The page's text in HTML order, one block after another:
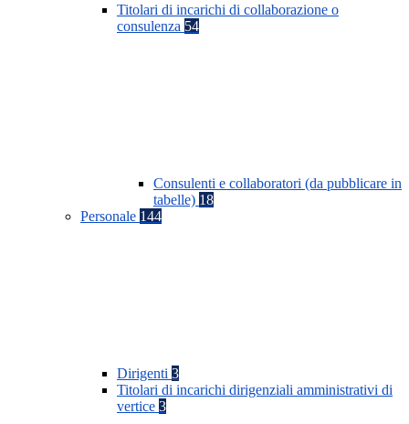
Titolari di incarichi di collaborazione o
consulenza 54
Consulenti e collaboratori (da pubblicare in
tabelle) 18
Personale 144
Dirigenti 3
Titolari di incarichi dirigenziali amministrativi di
vertice 3